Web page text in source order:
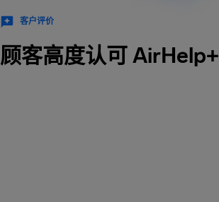
客户评价
顾客高度认可 AirHelp+